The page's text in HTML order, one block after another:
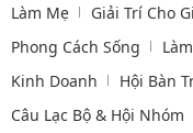
Làm Mẹ Giải Trí Cho
Phong Cách Sống
Kinh Doanh
Hội Bàn
Câu Lạc Bộ & Hội Nhóm